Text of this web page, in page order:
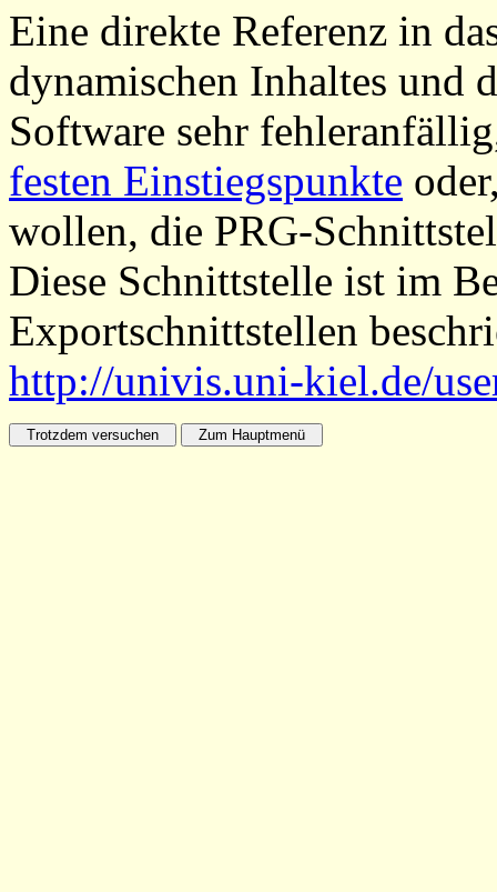
Eine direkte Referenz in
dynamischen Inhaltes und
Software sehr
festen Einstiegspunkte
wollen, die PRG-
Diese Schnittstelle ist im
Exportschnittstellen
http://univis.uni-kiel.de/